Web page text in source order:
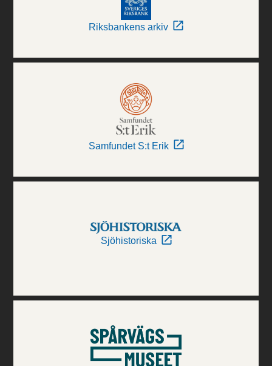
Riksbankens arkiv
Samfundet S:t Erik
Sjöhistoriska